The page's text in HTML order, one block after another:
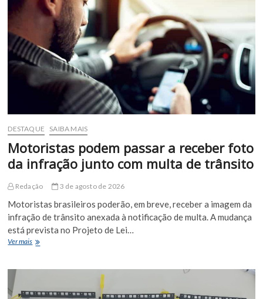
mais
uma
sucesso
em
Euclides
DESTAQUE SAIBA MAIS
Motoristas podem passar a receber foto
da infração junto com multa de trânsito
Redação 3 de agosto de 2026
Motoristas brasileiros poderão, em breve, receber a imagem da
infração de trânsito anexada à notificação de multa. A mudança
está prevista no Projeto de Lei…
Ver maisMotoristas
foto